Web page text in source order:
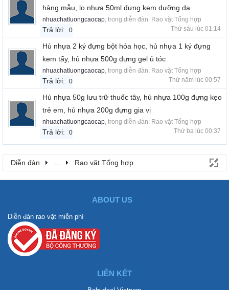
hàng mẫu, lọ nhựa 50ml đựng kem dưỡng da
nhuachatluongcaocap, trong diễn đàn: Rao vặt Tổng hợp
Trả lời: 0 Thứ sáu lúc 01:14
Hủ nhựa 2 ký đựng bột hóa học, hủ nhựa 1 ký đựng
kem tẩy, hủ nhựa 500g đựng gel ủ tóc
nhuachatluongcaocap, trong diễn đàn: Rao vặt Tổng hợp
Trả lời: 0 Thứ năm lúc 00:57
Hủ nhựa 50g lưu trữ thuốc tây, hủ nhựa 100g đựng kẹo
trẻ em, hủ nhựa 200g đựng gia vị
nhuachatluongcaocap, trong diễn đàn: Rao vặt Tổng hợp
Trả lời: 0 Thứ ba lúc 00:37
Diễn đàn ... Rao vặt Tổng hợp
ABOUT US
Diễn đàn rao vặt miễn phí
LIÊN KẾT